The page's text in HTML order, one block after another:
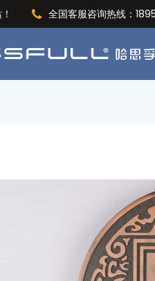
全国客服咨询热线：